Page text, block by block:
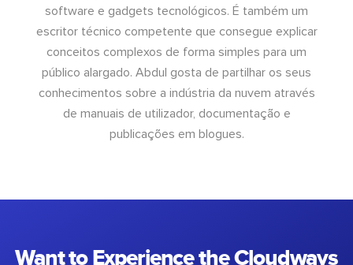
software e gadgets tecnológicos. É também um
escritor técnico competente que consegue explicar
conceitos complexos de forma simples para um
público alargado. Abdul gosta de partilhar os seus
conhecimentos sobre a indústria da nuvem através
de manuais de utilizador, documentação e
publicações em blogues.
Want to Experience the Cloudways